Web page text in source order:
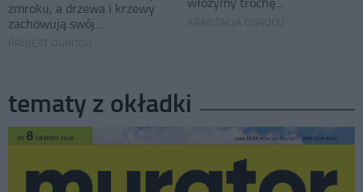
zmroku, a drzewa i krzewy
zachowują swój...
tematy z okładki